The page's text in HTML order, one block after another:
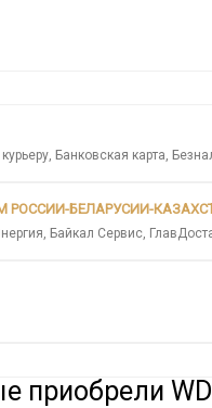
Банковская карта,
РОССИИ-БЕЛАРУСИИ-
Байкал Сервис,
приобрели